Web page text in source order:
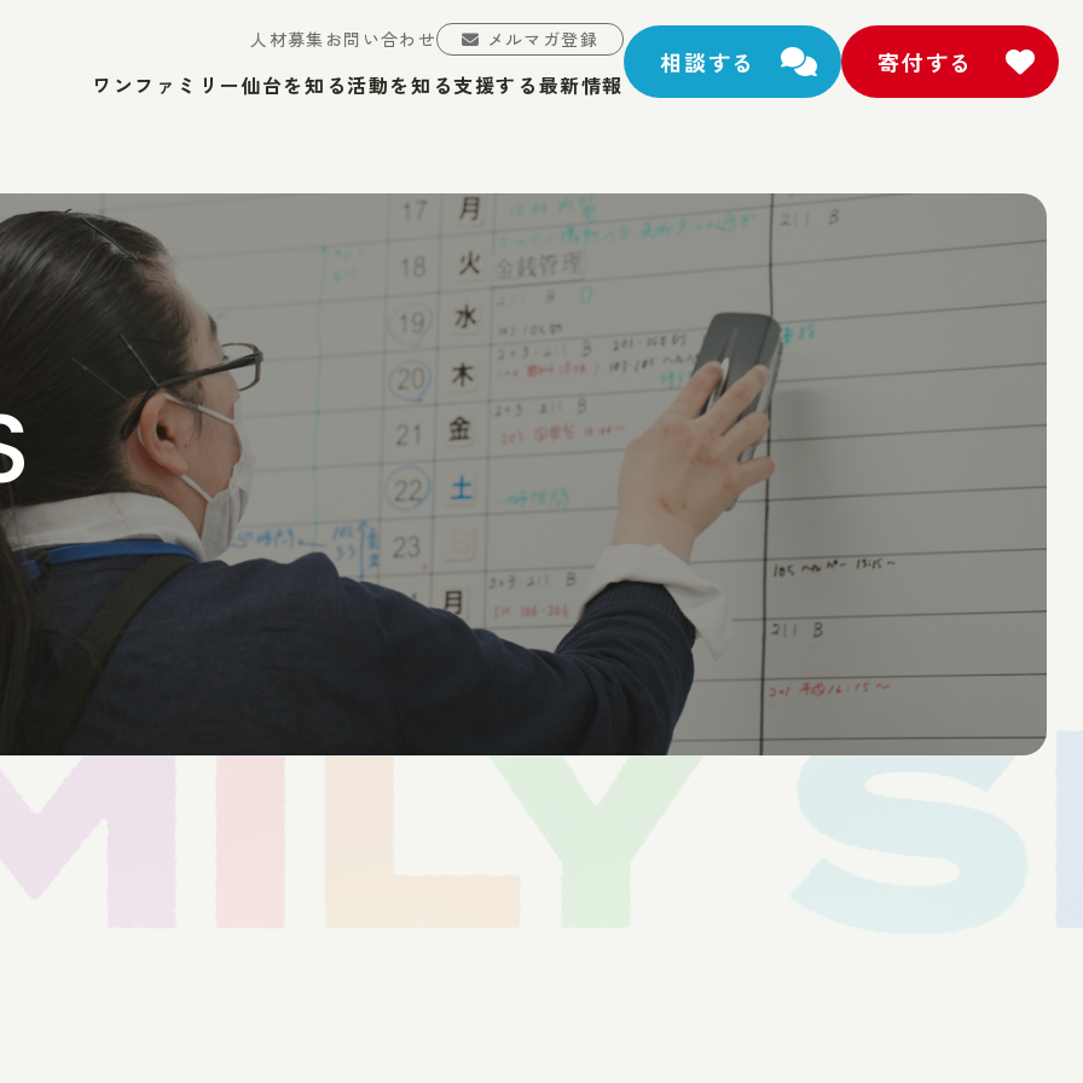
人材募集 お問い合わせ メルマガ登録
ワンファミリー仙台を知る活動を知る支援する最新情報
相談する 寄付する